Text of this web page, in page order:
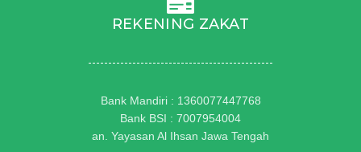
REKENING ZAKAT
Bank Mandiri : 1360077447768
Bank BSI : 7007954004
an. Yayasan Al Ihsan Jawa Tengah